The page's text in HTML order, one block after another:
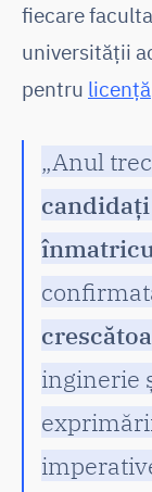
fiecare
universității
pentru licență
„Anul
inginerie